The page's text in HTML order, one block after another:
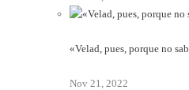
«Velad, pues, porque no sab..
Nov 21, 2022